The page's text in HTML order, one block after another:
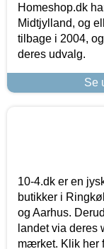
Homeshop.dk
Midtjylland, og
tilbage i 2004,
deres udvalg.
Se
10-4.dk er en
butikker i
og Aarhus.
landet via deres
mærket. Klik her